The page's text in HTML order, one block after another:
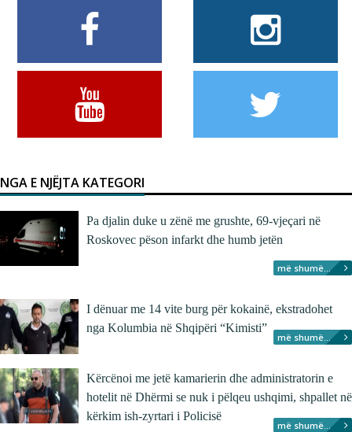
NGA E NJËJTA KATEGORI
Pa djalin duke u zënë me grushte, 69-vjeçari në
Roskovec pëson infarkt dhe humb jetën
më shumë...
I dënuar me 14 vite burg për kokainë, ekstradohet
nga Kolumbia në Shqipëri “Kimisti”
më shumë...
Kërcënoi me jetë kamarierin dhe administratorin e
hotelit në Dhërmi se nuk i pëlqeu ushqimi, shpallet në
kërkim ish-zyrtari i Policisë
më shumë...